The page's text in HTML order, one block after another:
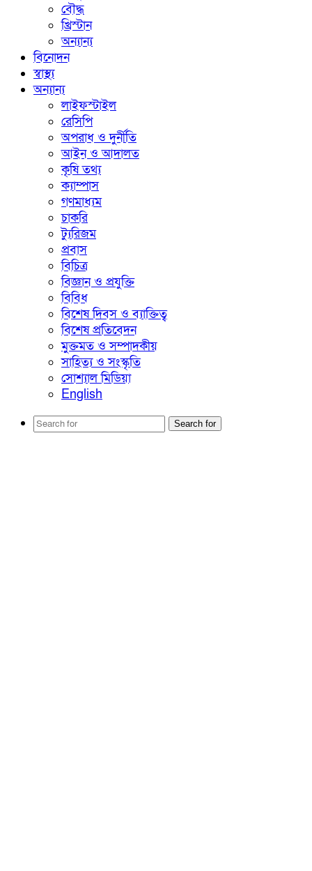
বৌদ্ধ
খ্রিস্টান
অন্যান্য
বিনোদন
স্বাস্থ্য
অন্যান্য
লাইফস্টাইল
রেসিপি
অপরাধ ও দুর্নীতি
আইন ও আদালত
কৃষি তথ্য
ক্যাম্পাস
গণমাধ্যম
চাকরি
ট্যুরিজম
প্রবাস
বিচিত্র
বিজ্ঞান ও প্রযুক্তি
বিবিধ
বিশেষ দিবস ও ব্যাক্তিত্ব
বিশেষ প্রতিবেদন
মুক্তমত ও সম্পাদকীয়
সাহিত্য ও সংস্কৃতি
সোশ্যাল মিডিয়া
English
Search for